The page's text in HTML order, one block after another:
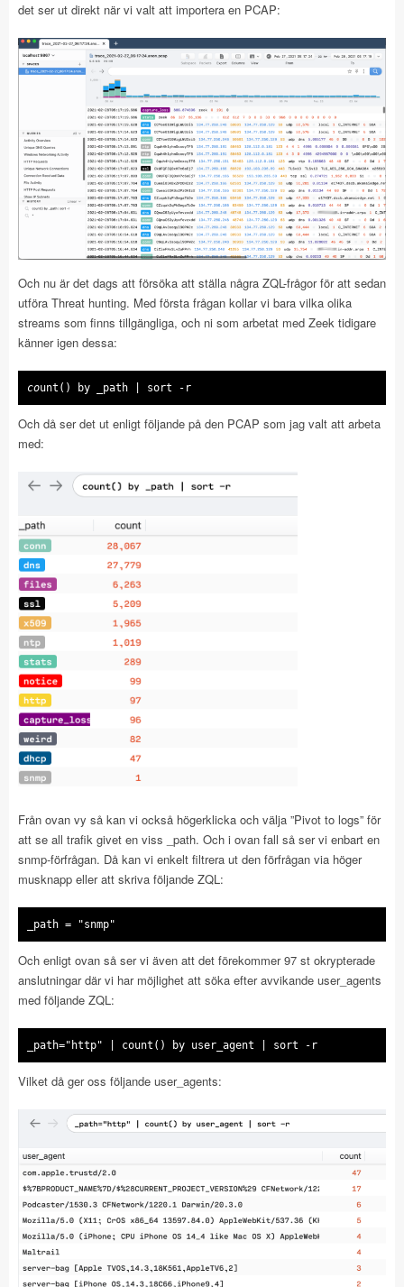
det ser ut direkt när vi valt att importera en PCAP:
Och nu är det dags att försöka att ställa några ZQL-frågor för att sedan
utföra Threat hunting. Med första frågan kollar vi bara vilka olika
streams som finns tillgängliga, och ni som arbetat med Zeek tidigare
känner igen dessa:
count() by _path | sort -r
Och då ser det ut enligt följande på den PCAP som jag valt att arbeta
med:
Från ovan vy så kan vi också högerklicka och välja ”Pivot to logs” för
att se all trafik givet en viss _path. Och i ovan fall så ser vi enbart en
snmp-förfrågan. Då kan vi enkelt filtrera ut den förfrågan via höger
musknapp eller att skriva följande ZQL:
_path = "snmp"
Och enligt ovan så ser vi även att det förekommer 97 st okrypterade
anslutningar där vi har möjlighet att söka efter avvikande user_agents
med följande ZQL:
_path="http" | count() by user_agent | sort -r
Vilket då ger oss följande user_agents: